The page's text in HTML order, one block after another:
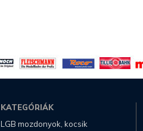
KATEGÓRIÁK
LGB mozdonyok, kocsik